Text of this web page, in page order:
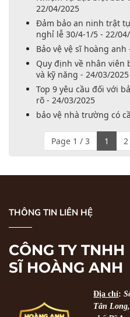
22/04/2025
Đảm bảo an ninh trật
nghỉ lễ 30/4-1/5 - 22/
Bảo vệ vệ sĩ hoàng anh
Quy định về nhân viên
và kỹ năng - 24/03/2025
Top 9 yêu cầu đối với
rõ - 24/03/2025
bảo vệ nhà trường có
Page 1 / 3 1 2
THÔNG TIN LIÊN HỆ
CÔNG TY
SĨ HOÀNG ANH
Địa chỉ:
Tân